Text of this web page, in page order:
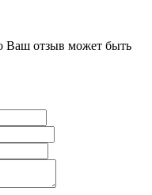
Ваш отзыв может быть